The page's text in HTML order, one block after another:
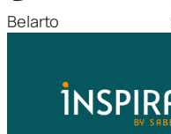
Belarto